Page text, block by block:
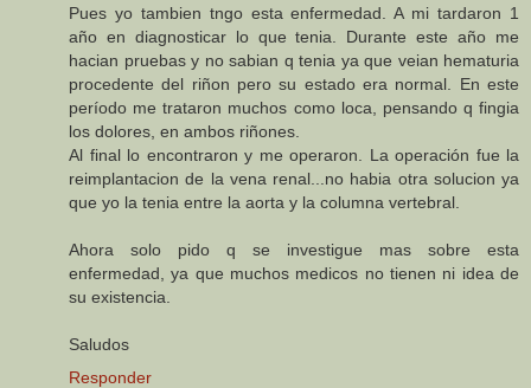
Pues yo tambien tngo esta enfermedad. A mi tardaron 1
año en diagnosticar lo que tenia. Durante este año me
hacian pruebas y no sabian q tenia ya que veian hematuria
procedente del riñon pero su estado era normal. En este
período me trataron muchos como loca, pensando q fingia
los dolores, en ambos riñones.
Al final lo encontraron y me operaron. La operación fue la
reimplantacion de la vena renal...no habia otra solucion ya
que yo la tenia entre la aorta y la columna vertebral.
Ahora solo pido q se investigue mas sobre esta
enfermedad, ya que muchos medicos no tienen ni idea de
su existencia.
Saludos
Responder